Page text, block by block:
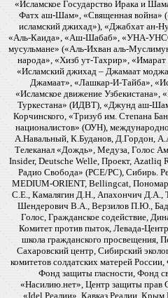
«Исламское Государство Ирака и
Фатх аш-Шам», «Священная война»
исламский джихад»), «Джабхат ан-
«Аль-Каида», «Аш-Шабаб», «УНА-
мусульмане» («Аль-Ихван аль-
народа», «Хизб ут-Тахрир»,
«Исламский джихад – Джамаат
Джамаат», «Лашкар-И-Тайба»,
«Исламское движение Узбекистана»,
Туркестана» (ИДВТ), «Джунд аш-
Корчинского, «Тризуб им. Степана
националистов» (ОУН),
А.Навальный, К.Буданов, Д.Гордон,
Телеканал «Дождь», Медуза, Голос
Insider, Deutsche Welle, Проект, Azatliq
Радио Свобода» (PCE/PC), Сибирь.
MEDIUM-ORIENT, Bellingcat,
С.Е., Камалягин Д.Н., Апахончич Д.А.,
Шендерович В.А., Верзилов П.Ю.,
Голос, Гражданское содействие,
Комитет против пыток, Левада-
школа гражданского просвещения,
Сахаровский центр, Сибирский
комитетов солдатских матерей
Фонд защиты гласности, Фонд
«Насилию.нет», Центр защиты
«Idel.Реалии», Кавказ.Реалии,